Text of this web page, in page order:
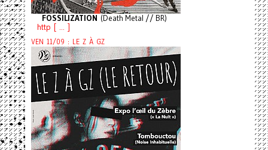
FOSSILIZATION (Death Metal // BR)
http [ ... ]
VEN 11/09 : LE Z À GZ